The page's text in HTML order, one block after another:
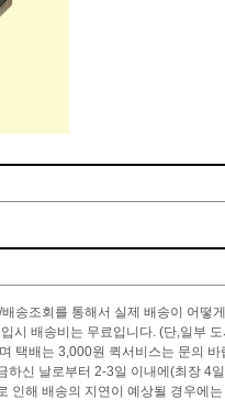
송조회를 통해서 실제 배송이 어떻
시 배송비는 무료입니다. (단,일부 도
택배는 3,000원 퀵서비스는 문의 바
하신 날로부터 2-3일 이내에(최장 4
인해 배송의 지연이 예상될 경우에